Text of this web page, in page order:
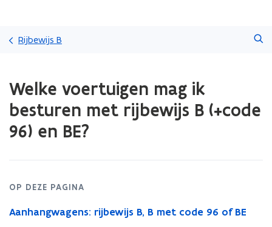
gaan
Rijbewijs B
met
laden.
bevindt
zich
mag
besturen
Welke voertuigen mag ik
besturen met rijbewijs B (+code
96) en BE?
OP DEZE PAGINA
Aanhangwagens: rijbewijs B, B met code 96 of BE